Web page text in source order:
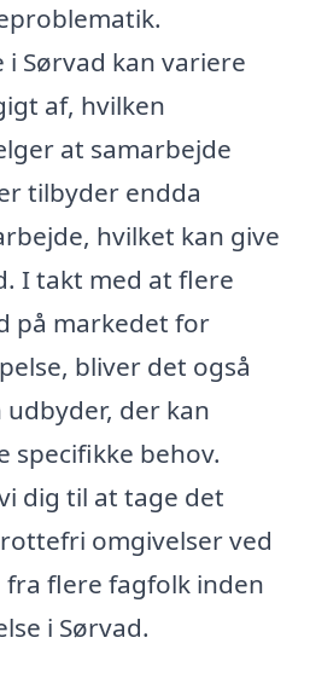
Sørvad kan variere
af, hvilken
at samarbejde
tilbyder endda
hvilket kan give
I takt med at flere
på markedet for
bliver det også
der kan
specifikke behov.
dig til at tage det
omgivelser ved
flere fagfolk inden
i Sørvad.